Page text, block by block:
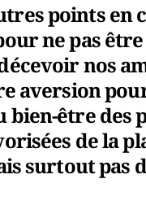
points en
ne pas
nos
aversion
bien-être des
de la
surtout pas